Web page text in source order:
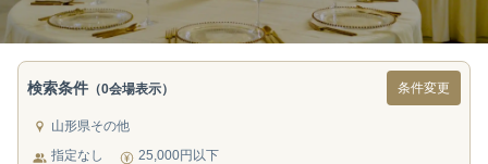
検索条件 （0会場表示） 条件変更
山形県その他
指定なし
25,000円以下